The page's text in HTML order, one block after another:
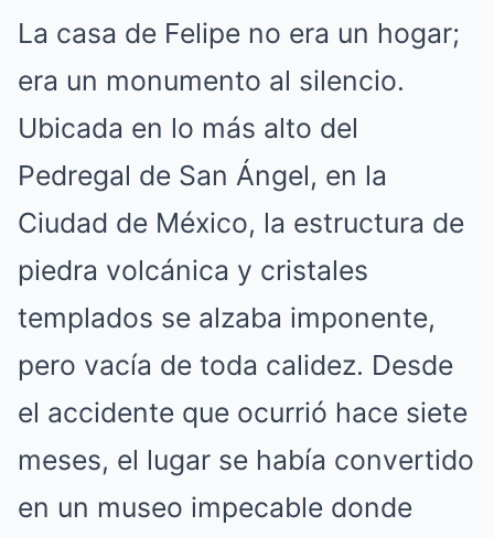
La casa de Felipe no era un hogar;
era un monumento al silencio.
Ubicada en lo más alto del
Pedregal de San Ángel, en la
Ciudad de México, la estructura de
piedra volcánica y cristales
templados se alzaba imponente,
pero vacía de toda calidez. Desde
el accidente que ocurrió hace siete
meses, el lugar se había convertido
en un museo impecable donde